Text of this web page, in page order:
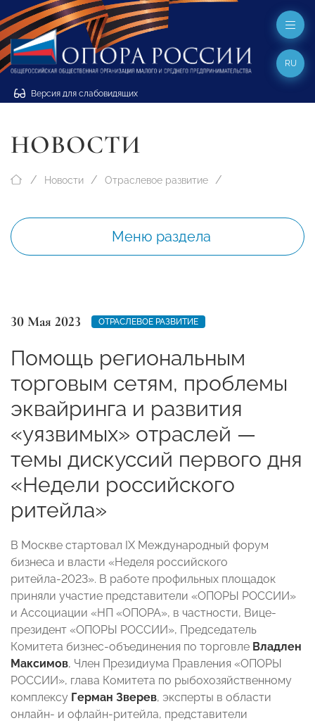
Версия для слабовидящих
RU
НОВОСТИ
Новости Отраслевое развитие
Меню раздела
30 Мая 2023 ОТРАСЛЕВОЕ РАЗВИТИЕ
Помощь региональным
торговым сетям, проблемы
эквайринга и развития
«уязвимых» отраслей —
темы дискуссий первого дня
«Недели российского
ритейла»
В Москве стартовал IX Международный форум
бизнеса и власти «Неделя российского
ритейла-2023». В работе профильных площадок
приняли участие представители «ОПОРЫ РОССИИ»
и Ассоциации «НП «ОПОРА», в частности, Вице-
президент «ОПОРЫ РОССИИ», Председатель
Комитета бизнес-объединения по торговле Владлен
Максимов, Член Президиума Правления «ОПОРЫ
РОССИИ», глава Комитета по рыбохозяйственному
комплексу Герман Зверев, эксперты в области
онлайн- и офлайн-ритейла, представители